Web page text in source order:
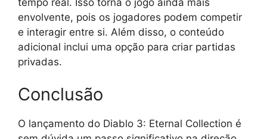
envolvente, pois os jogadores podem competir
e interagir entre si. Além disso, o conteúdo
adicional inclui uma opção para criar partidas
privadas.
Conclusão
O lançamento do Diablo 3: Eternal Collection é